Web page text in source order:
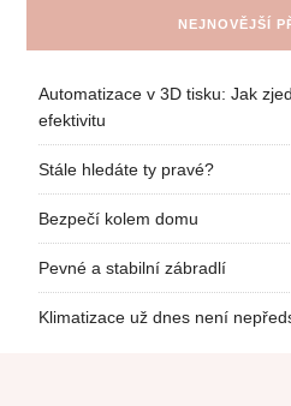
NEJNOVĚJŠÍ
Automatizace v 3D tisku: Jak
efektivitu
Stále hledáte ty pravé?
Bezpečí kolem domu
Pevné a stabilní zábradlí
Klimatizace už dnes není